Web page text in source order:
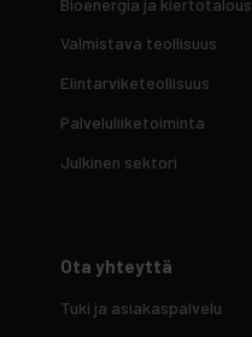
Valmistava teollisuus
Elintarviketeollisuus
Palveluliiketoiminta
Julkinen sektori
Ota yhteyttä
Tuki ja asiakaspalvelu